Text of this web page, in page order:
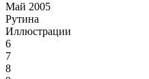
Май 2005
Рутина
Иллюстрации
6
7
8